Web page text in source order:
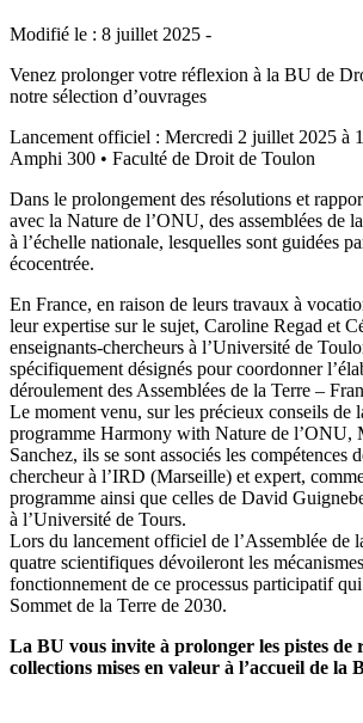
Modifié le : 8 juillet 2025 -
Venez prolonger votre réflexion à la BU de
notre sélection d’ouvrages
Lancement officiel : Mercredi 2 juillet 2025 à
Amphi 300 • Faculté de Droit de Toulon
Dans le prolongement des résolutions et
avec la Nature de l’ONU, des assemblées de
à l’échelle nationale, lesquelles sont guidées
écocentrée.
En France, en raison de leurs travaux à
leur expertise sur le sujet, Caroline Regad et
enseignants-chercheurs à l’Université de
spécifiquement désignés pour coordonner
déroulement des Assemblées de la Terre –
Le moment venu, sur les précieux conseils de
programme Harmony with Nature de l’ONU,
Sanchez, ils se sont associés les compétences
chercheur à l’IRD (Marseille) et expert,
programme ainsi que celles de David
à l’Université de Tours.
Lors du lancement officiel de l’Assemblée de
quatre scientifiques dévoileront les
fonctionnement de ce processus participatif qui
Sommet de la Terre de 2030.
La BU vous invite à prolonger les pistes de
collections mises en valeur à l’accueil de la